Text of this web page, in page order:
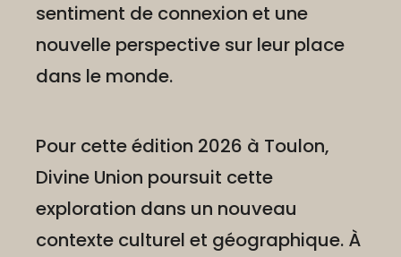
sentiment de connexion et une
nouvelle perspective sur leur place
dans le monde.
Pour cette édition 2026 à Toulon,
Divine Union poursuit cette
exploration dans un nouveau
contexte culturel et géographique. À